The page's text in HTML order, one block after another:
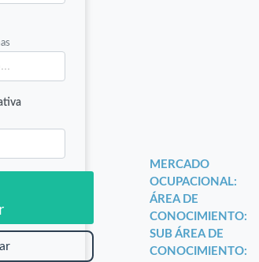
MERCADO
OCUPACIONAL:
ÁREA DE
CONOCIMIENTO:
SUB ÁREA DE
CONOCIMIENTO: